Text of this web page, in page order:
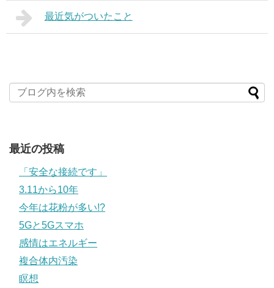
最近気がついたこと
最近の投稿
「安全な接続です」
3.11から10年
今年は花粉が多い!?
5Gと5Gスマホ
感情はエネルギー
複合体内汚染
瞑想